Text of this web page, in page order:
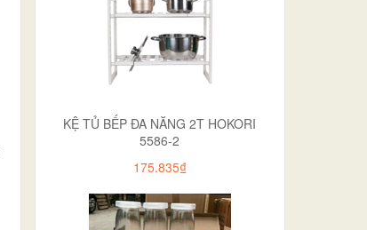
KỆ TỦ BẾP ĐA NĂNG 2T HOKORI
5586-2
175.835₫